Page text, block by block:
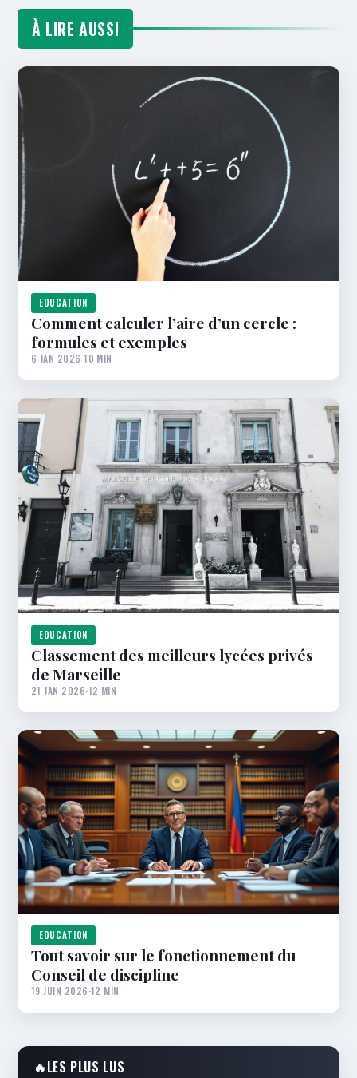
À LIRE AUSSI
EDUCATION
Comment calculer l’aire d’un cercle :
formules et exemples
6 JAN 2026·10 MIN
EDUCATION
Classement des meilleurs lycées privés
de Marseille
21 JAN 2026·12 MIN
EDUCATION
Tout savoir sur le fonctionnement du
Conseil de discipline
19 JUIN 2026·12 MIN
🔥LES PLUS LUS